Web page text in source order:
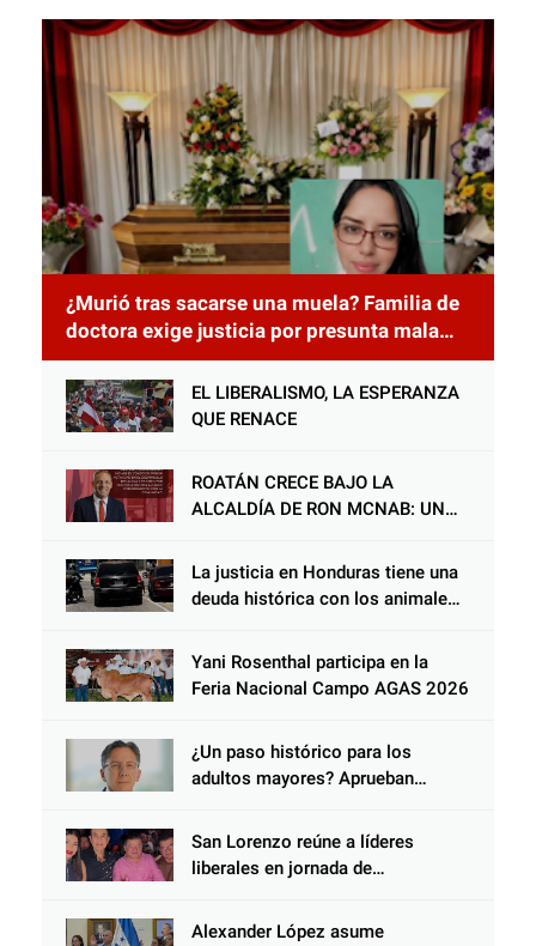
¿Murió tras sacarse una muela? Familia de
doctora exige justicia por presunta mala
práctica odontológica
EL LIBERALISMO, LA ESPERANZA
QUE RENACE
ROATÁN CRECE BAJO LA
ALCALDÍA DE RON MCNAB: UN
COMUNIDAD Y DEL PARTIDO
LIBERAL
La justicia en Honduras tiene una
deuda histórica con los animales,
peso de la ley al responsable de
Choloma es consolidar un Estado
que protege al verdugo y
Yani Rosenthal participa en la
Feria Nacional Campo AGAS 2026
¿Un paso histórico para los
adultos mayores? Aprueban
Salomón Nazar para fortalecer su
protección en Honduras
San Lorenzo reúne a líderes
liberales en jornada de
Alexander López asume